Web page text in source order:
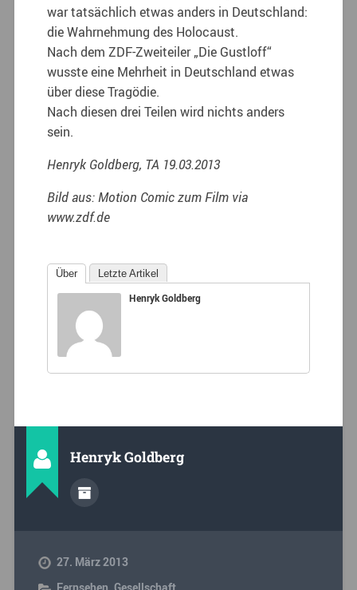
war tatsächlich etwas anders in Deutschland:
die Wahrnehmung des Holocaust.
Nach dem ZDF-Zweiteiler „Die Gustloff“
wusste eine Mehrheit in Deutschland etwas
über diese Tragödie.
Nach diesen drei Teilen wird nichts anders
sein.
Henryk Goldberg, TA 19.03.2013
Bild aus: Motion Comic zum Film via
www.zdf.de
Über Letzte Artikel
Henryk Goldberg
Henryk Goldberg
27. März 2013